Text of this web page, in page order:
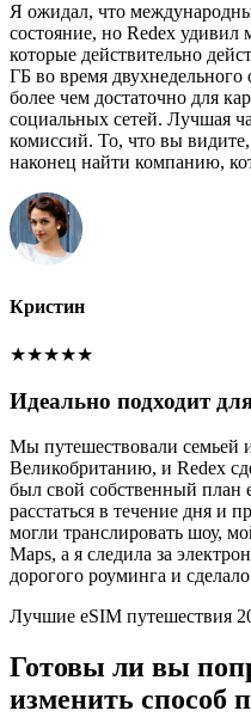
Я ожидал, что
состояние, но Redex
которые действительно
ГБ во время
более чем достаточно для
социальных сетей. Лучшая
комиссий. То, что вы
наконец найти компанию,
Кристин
★★★★★
Идеально подходит
Мы путешествовали семьей
Великобританию, и Redex
был свой собственный план
расстаться в течение дня и
могли транслировать шоу,
Maps, а я следила за
дорогого роуминга и
Лучшие eSIM путешествия
Готовы ли вы
изменить способ